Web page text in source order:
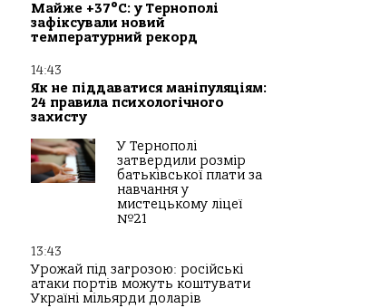
Майже +37°C: у Тернополі
зафіксували новий
температурний рекорд
14:43
Як не піддаватися маніпуляціям:
24 правила психологічного
захисту
У Тернополі
затвердили розмір
батьківської плати за
навчання у
мистецькому ліцеї
№21
13:43
Урожай під загрозою: російські
атаки портів можуть коштувати
Україні мільярди доларів